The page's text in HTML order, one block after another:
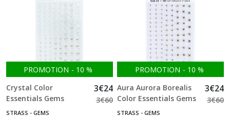
PROMOTION - 10 %
Crystal Color
Essentials Gems
crystals 108 pcs
3€24
3€60
STRASS - GEMS
PROMOTION - 10 %
Aura Aurora Borealis
Color Essentials Gems
crystals 108 pcs
3€24
3€60
STRASS - GEMS